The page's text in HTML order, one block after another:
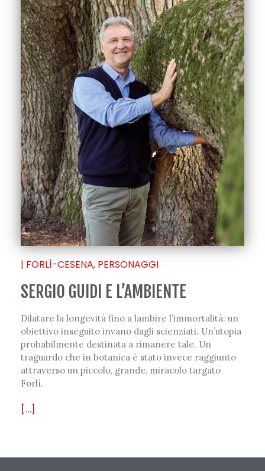
| FORLÌ-CESENA, PERSONAGGI
SERGIO GUIDI E L’AMBIENTE
Dilatare la longevità fino a lambire l’immortalità: un
obiettivo inseguito invano dagli scienziati. Un’utopia
probabilmente destinata a rimanere tale. Un
traguardo che in botanica è stato invece raggiunto
attraverso un piccolo, grande, miracolo targato
Forlì.
[...]